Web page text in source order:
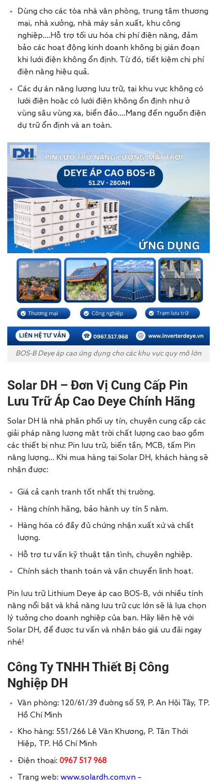
Dùng cho các tòa nhà văn phòng, trung tâm thương
mại, nhà xưởng, nhà máy sản xuất, khu công
nghiệp….Hỗ trợ tối ưu hóa chi phí điện năng, đảm
bảo các hoạt động kinh doanh không bị gián đoạn
khi lưới điện không ổn định. Từ đó, tiết kiệm chi phí
điện năng hiệu quả.
Các dự án năng lượng lưu trữ, tại khu vực không có
lưới điện hoặc có lưới điện không ổn định như ở
vùng sâu vùng xa, biển đảo….Mang đến nguồn điện
dự trữ ổn định và an toàn.
BOS-B Deye áp cao ứng dụng cho các khu vực quy mô lớn
Solar DH – Đơn Vị Cung Cấp Pin
Lưu Trữ Áp Cao Deye Chính Hãng
Solar DH là nhà phân phối uy tín, chuyên cung cấp các
giải pháp năng lượng mặt trời chất lượng cao bao gồm
các thiết bị như: Pin lưu trữ, biến tần, MCB, tấm Pin
năng lượng… Khi mua hàng tại Solar DH, khách hàng sẽ
nhận được:
Giá cả cạnh tranh tốt nhất thị trường.
Hàng chính hãng, bảo hành uy tín 5 năm.
Hàng hóa có đầy đủ chứng nhận xuất xứ và chất
lượng.
Hỗ trợ tư vấn kỹ thuật tận tình, chuyên nghiệp.
Chính sách thanh toán và vận chuyển linh hoạt.
Pin lưu trữ Lithium Deye áp cao BOS-B, với nhiều tính
năng nổi bật và khả năng lưu trữ cực lớn sẽ là lựa chọn
lý tưởng cho doanh nghiệp của bạn. Hãy liên hệ với
Solar DH, để được tư vấn và nhận báo giá ưu đãi ngay
nhé!
Công Ty TNHH Thiết Bị Công
Nghiệp DH
Văn phòng: 120/61/39 đường số 59, P. An Hội Tây, TP.
Hồ Chí Minh
Kho hàng: 551/266 Lê Văn Khương, P. Tân Thới
Hiệp, TP. Hồ Chí Minh
Điện thoại: 0967 517 968
Trang web: www.solardh.com.vn–